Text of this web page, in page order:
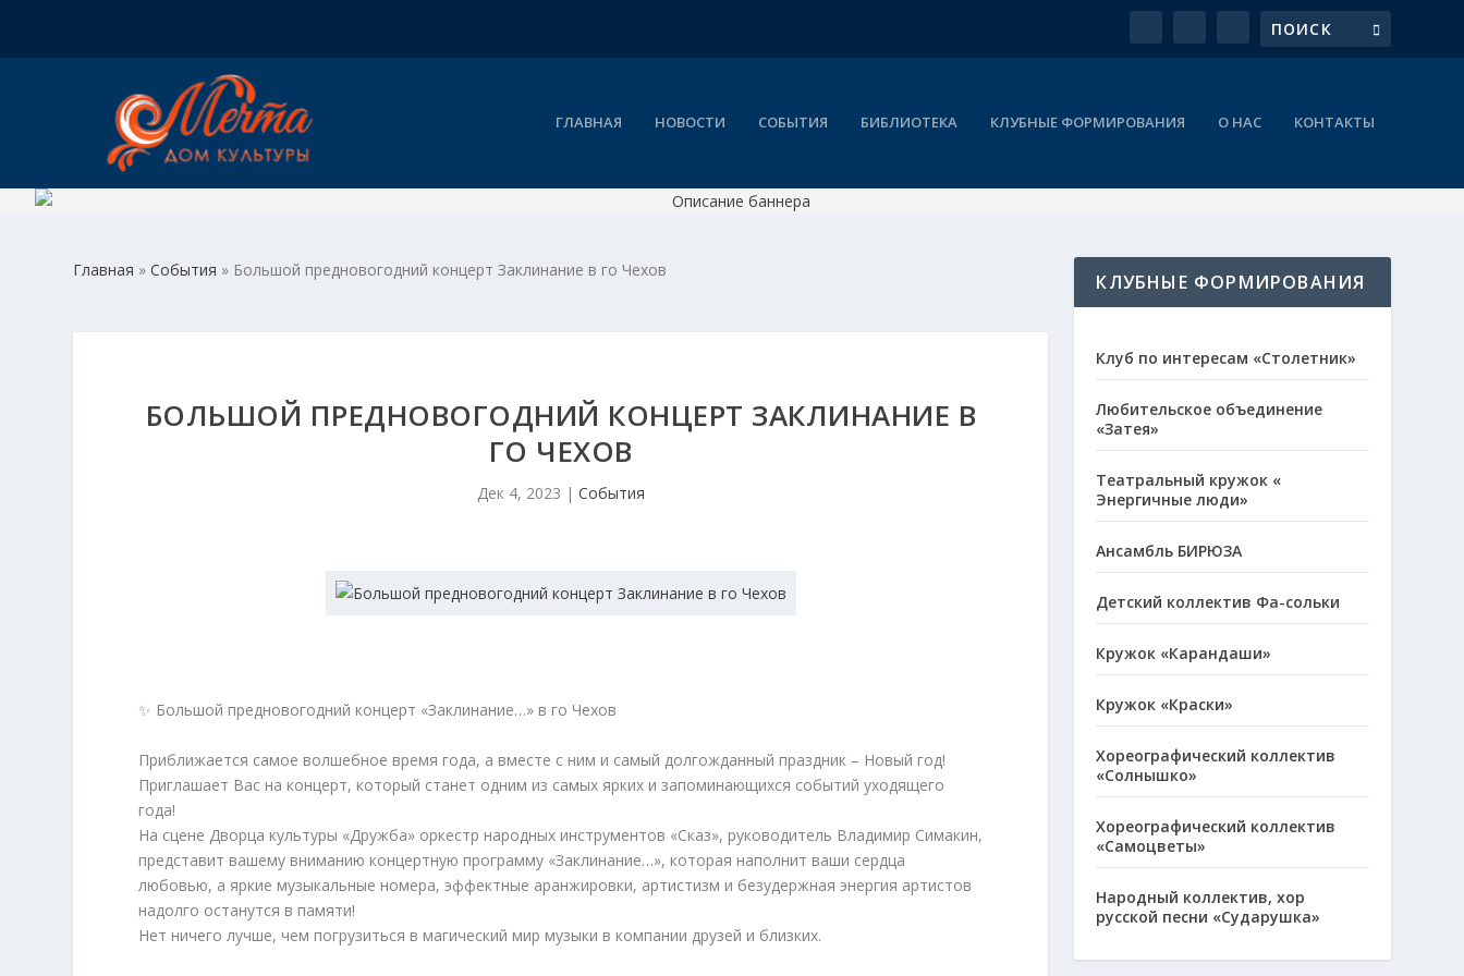
ГЛАВНАЯ НОВОСТИ СОБЫТИЯ БИБЛИОТЕКА КЛУБНЫЕ ФОРМИРОВАНИЯ О НАС КОНТАКТЫ
Главная »События » Большой предновогодний концерт Заклинание в го Чехов
БОЛЬШОЙ ПРЕДНОВОГОДНИЙ КОНЦЕРТ ЗАКЛИНАНИЕ В
ГО ЧЕХОВ
Дек 4, 2023 | События
✨ Большой предновогодний концерт «Заклинание…» в го Чехов
Приближается самое волшебное время года, а вместе с ним и самый долгожданный праздник – Новый год!
Приглашает Вас на концерт, который станет одним из самых ярких и запоминающихся событий уходящего
года!
На сцене Дворца культуры «Дружба» оркестр народных инструментов «Сказ», руководитель Владимир Симакин,
представит вашему вниманию концертную программу «Заклинание…», которая наполнит ваши сердца
любовью, а яркие музыкальные номера, эффектные аранжировки, артистизм и безудержная энергия артистов
надолго останутся в памяти!
Нет ничего лучше, чем погрузиться в магический мир музыки в компании друзей и близких.
КЛУБНЫЕ ФОРМИРОВАНИЯ
Клуб по интересам «Столетник»
Любительское объединение
«Затея»
Театральный кружок «
Энергичные люди»
Ансамбль БИРЮЗА
Детский коллектив Фа-сольки
Кружок «Карандаши»
Кружок «Краски»
Хореографический коллектив
«Солнышко»
Хореографический коллектив
«Самоцветы»
Народный коллектив, хор
русской песни «Сударушка»